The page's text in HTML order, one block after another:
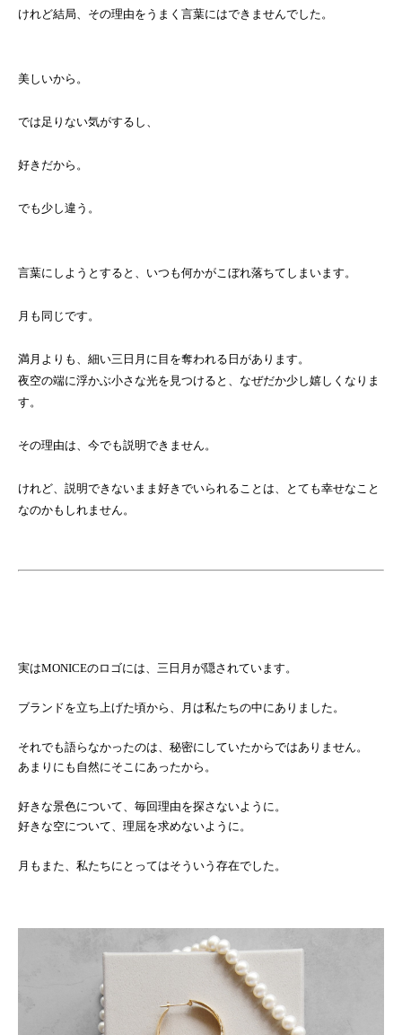
けれど結局、その理由をうまく言葉にはできませんでした。
美しいから。
では足りない気がするし、
好きだから。
でも少し違う。
言葉にしようとすると、いつも何かがこぼれ落ちてしまいます。
月も同じです。
満月よりも、細い三日月に目を奪われる日があります。
夜空の端に浮かぶ小さな光を見つけると、なぜだか少し嬉しくなりま
す。
その理由は、今でも説明できません。
けれど、説明できないまま好きでいられることは、とても幸せなこと
なのかもしれません。
実はMONICEのロゴには、三日月が隠されています。
ブランドを立ち上げた頃から、月は私たちの中にありました。
それでも語らなかったのは、秘密にしていたからではありません。
あまりにも自然にそこにあったから。
好きな景色について、毎回理由を探さないように。
好きな空について、理屈を求めないように。
月もまた、私たちにとってはそういう存在でした。